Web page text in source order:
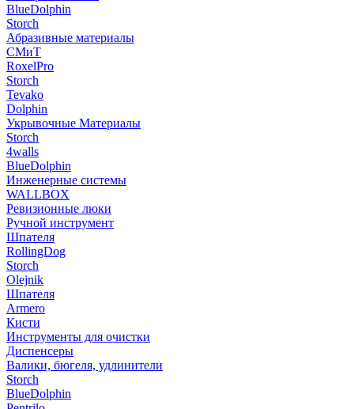
BlueDolphin
Storch
Абразивные материалы
СМиТ
RoxelPro
Storch
Tevako
Dolphin
Укрывочные Материалы
Storch
4walls
BlueDolphin
Инженерные системы
WALLBOX
Ревизионные люки
Ручной инструмент
Шпателя
RollingDog
Storch
Olejnik
Шпателя
Armero
Кисти
Инструменты для очистки
Диспенсеры
Валики, бюгеля, удлинители
Storch
BlueDolphin